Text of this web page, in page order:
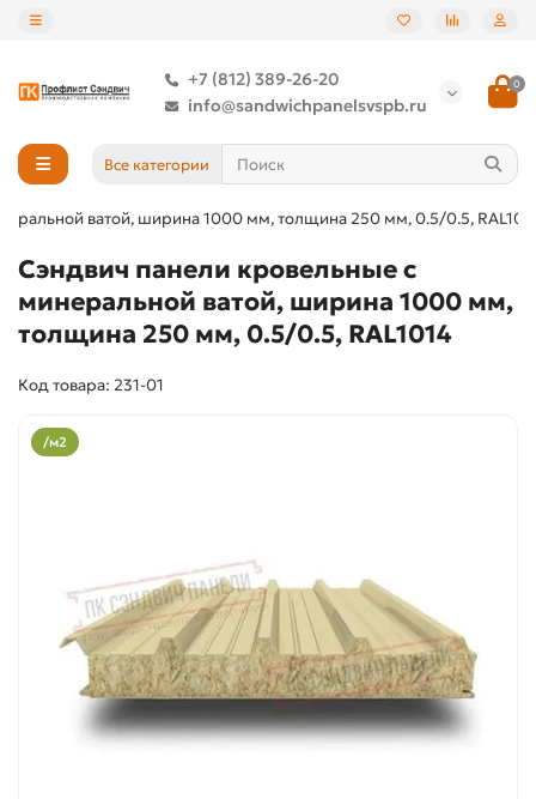
+7 (812) 389-26-20
info@sandwichpanelsvspb.ru
0
Все категории
ватой, ширина 1000 мм, толщина 250 мм, 0.5/0.5,
Сэндвич панели кровельные с
минеральной ватой, ширина 1000 мм,
толщина 250 мм, 0.5/0.5, RAL1014
Код товара: 231-01
/м2